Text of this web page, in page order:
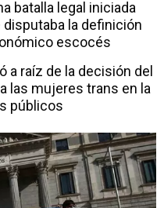
batalla legal iniciada
la definición
escocés
a raíz de la decisión del
las mujeres trans en la
públicos